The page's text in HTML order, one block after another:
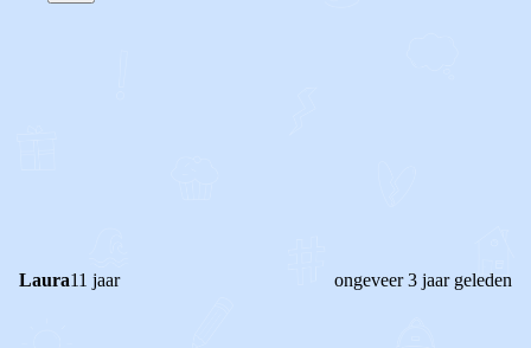
Laura11 jaar ongeveer 3 jaar geleden